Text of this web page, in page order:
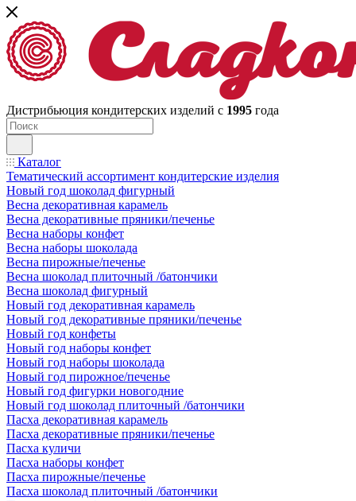
Дистрибьюция кондитерских изделий с 1995 года
Каталог
Тематический ассортимент кондитерские изделия
Новый год шоколад фигурный
Весна декоративная карамель
Весна декоративные пряники/печенье
Весна наборы конфет
Весна наборы шоколада
Весна пирожные/печенье
Весна шоколад плиточный /батончики
Весна шоколад фигурный
Новый год декоративная карамель
Новый год декоративные пряники/печенье
Новый год конфеты
Новый год наборы конфет
Новый год наборы шоколада
Новый год пирожное/печенье
Новый год фигурки новогодние
Новый год шоколад плиточный /батончики
Пасха декоративная карамель
Пасха декоративные пряники/печенье
Пасха куличи
Пасха наборы конфет
Пасха пирожные/печенье
Пасха шоколад плиточный /батончики